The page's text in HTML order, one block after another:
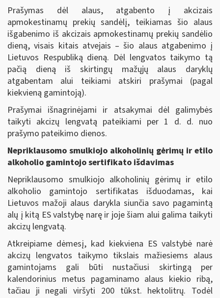
Prašymas dėl alaus, atgabento į akcizais
apmokestinamų prekių sandėlį, teikiamas šio alaus
išgabenimo iš akcizais apmokestinamų prekių sandėlio
dieną, visais kitais atvejais – šio alaus atgabenimo į
Lietuvos Respubliką dieną. Dėl lengvatos taikymo tą
pačią dieną iš skirtingų mažųjų alaus daryklų
atgabentam alui teikiami atskiri prašymai (pagal
kiekvieną gamintoją).
Prašymai išnagrinėjami ir atsakymai dėl galimybės
taikyti akcizų lengvatą pateikiami per 1 d. d. nuo
prašymo pateikimo dienos.
Nepriklausomo smulkiojo alkoholinių gėrimų ir etilo
alkoholio gamintojo sertifikato išdavimas
Nepriklausomo smulkiojo alkoholinių gėrimų ir etilo
alkoholio gamintojo sertifikatas išduodamas, kai
Lietuvos mažoji alaus darykla siunčia savo pagamintą
alų į kitą ES valstybę narę ir joje šiam alui galima taikyti
akcizų lengvatą.
Atkreipiame dėmesį, kad kiekviena ES valstybė narė
akcizų lengvatos taikymo tikslais mažiesiems alaus
gamintojams gali būti nustačiusi skirtingą per
kalendorinius metus pagaminamo alaus kiekio ribą,
tačiau ji negali viršyti 200 tūkst. hektolitrų. Todėl